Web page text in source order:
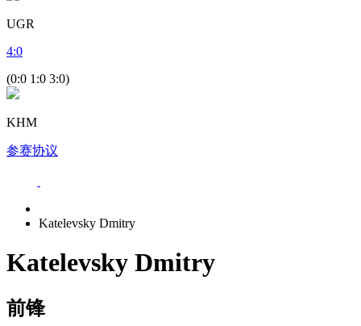
UGR
4:0
(0:0 1:0 3:0)
KHM
参赛协议
Katelevsky Dmitry
Katelevsky Dmitry
前锋